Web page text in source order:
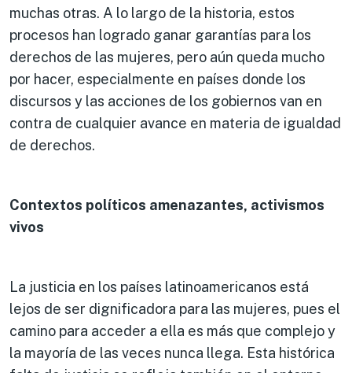
muchas otras. A lo largo de la historia, estos
procesos han logrado ganar garantías para los
derechos de las mujeres, pero aún queda mucho
por hacer, especialmente en países donde los
discursos y las acciones de los gobiernos van en
contra de cualquier avance en materia de igualdad
de derechos.
Contextos políticos amenazantes, activismos
vivos
La justicia en los países latinoamericanos está
lejos de ser dignificadora para las mujeres, pues el
camino para acceder a ella es más que complejo y
la mayoría de las veces nunca llega. Esta histórica